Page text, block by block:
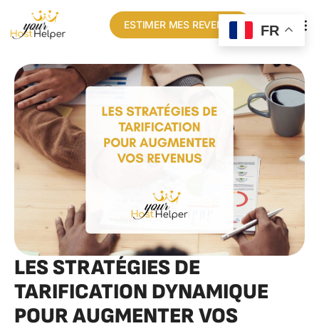
ESTIMER MES REVENUS
LES STRATÉGIES DE
TARIFICATION DYNAMIQUE
POUR AUGMENTER VOS
FR